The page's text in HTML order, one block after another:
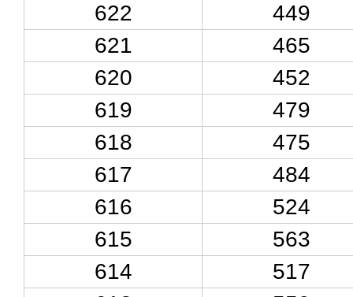
622
449
621
465
620
452
619
479
618
475
617
484
616
524
615
563
614
517